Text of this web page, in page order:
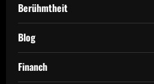
Berühmtheit
Blog
Financh